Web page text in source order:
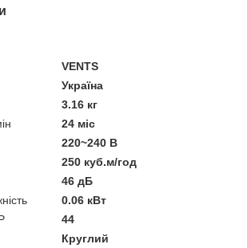
VENTS
Україна
3.16 кг
24 міс
220~240 В
250 куб.м/год
46 дБ
0.06 кВт
44
Круглий